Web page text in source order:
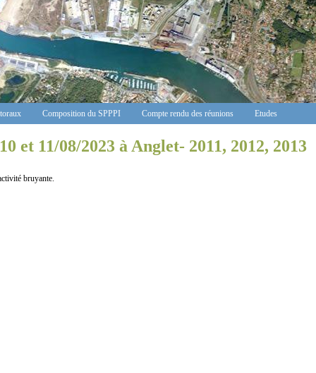
Composition du SPPPI Compte rendu des réunions Etudes
et 11/08/2023 à Anglet- 2011, 2012, 2013
bruyante.